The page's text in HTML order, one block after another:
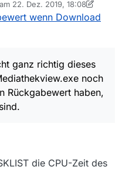
einen Rückgabewert
fertig sind. Oder eine
Logfile würde mir auch
22. Dez. 2019, 18:08
von Ein ehemaliger
wenn Download
ganz richtig dieses
noch
Rückgabewert haben,
die CPU-Zeit des